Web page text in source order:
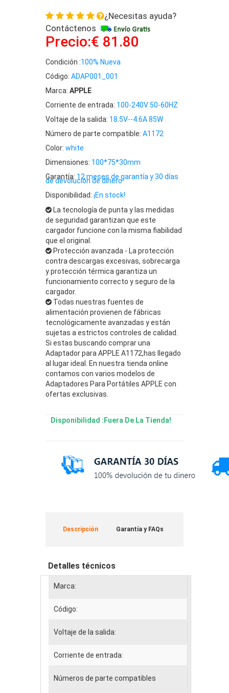
¿Necesitas ayuda?
Contáctenos
Precio:€ 81.80
Condición :100% Nueva
Código: ADAP001_001
Marca: APPLE
Corriente de entrada: 100-240V 50-60HZ
Voltaje de la salida: 18.5V--4.6A 85W
Número de parte compatible: A1172
Color: white
Dimensiones: 100*75*30mm
Garantía: 12 meses de garantía y 30 días
de devolución de dinero
Disponibilidad: ¡En stock!
La tecnología de punta y las medidas
de seguridad garantizan que este
cargador funcione con la misma fiabilidad
que el original.
Protección avanzada - La protección
contra descargas excesivas, sobrecarga
y protección térmica garantiza un
funcionamiento correcto y seguro de la
cargador.
Todas nuestras fuentes de
alimentación provienen de fábricas
tecnológicamente avanzadas y están
sujetas a estrictos controles de calidad.
Si estas buscando comprar una
Adaptador para APPLE A1172,has llegado
al lugar ideal. En nuestra tienda online
contamos con varios modelos de
Adaptadores Para Portátiles APPLE con
ofertas exclusivas.
Disponibilidad :Fuera De La Tienda!
Descripción Garantía y FAQs
Detalles técnicos
Marca:
Código:
Voltaje de la salida:
Corriente de entrada:
Números de parte compatibles